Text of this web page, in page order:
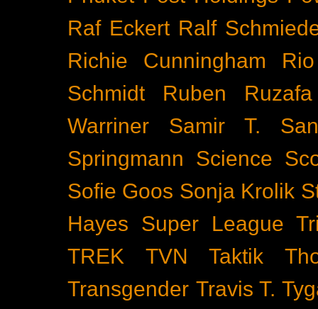
Raf Eckert Ralf
Richie Cunningham
Rio
Schmidt
Ruben Ruzafa
Warriner
Samir T.
Springmann
Science
Sofie Goos Sonja Krolik
Hayes
Super League
TREK
TVN Taktik
Transgender Travis T.